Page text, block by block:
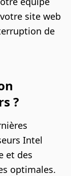
site web
de
?
Intel
et des
optimales.